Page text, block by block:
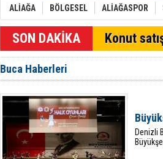
ALİAĞA BÖLGESEL ALİAĞASPOR
SON DAKİKA Konut
Buca Haberleri
Denizli